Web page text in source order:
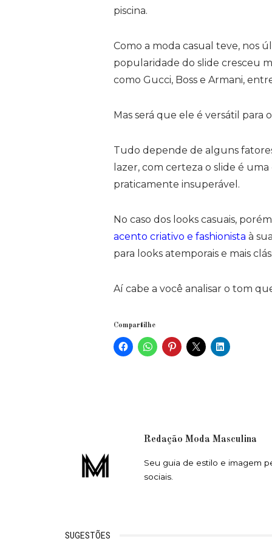
piscina.
Como a moda casual teve, nos
popularidade do slide cresceu
como Gucci, Boss e Armani,
Mas será que ele é versátil para
Tudo depende de alguns
lazer, com certeza o slide é
praticamente insuperável.
No caso dos looks casuais,
acento criativo e fashionista à
para looks atemporais e mais
Aí cabe a você analisar o tom
Compartilhe
Redação Moda Masculina
Seu guia de estilo e imagem
sociais.
SUGESTÕES